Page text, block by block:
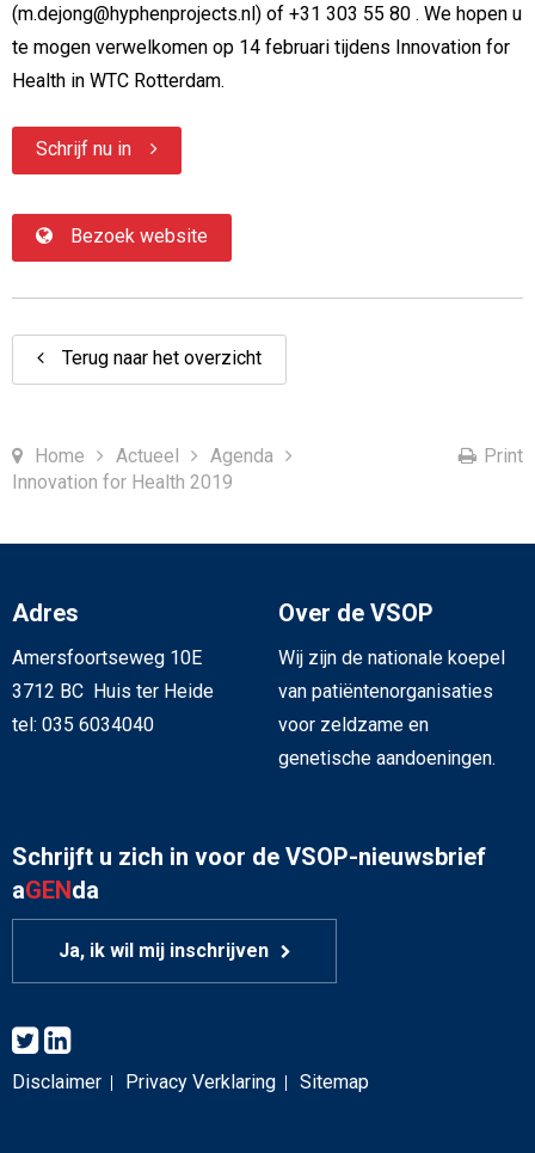
(m.dejong@hyphenprojects.nl) of +31 303 55 80 . We hopen u
te mogen verwelkomen op 14 februari tijdens Innovation for
Health in WTC Rotterdam.
Schrijf nu in
Bezoek website
Terug naar het overzicht
Home Actueel
Agenda
Innovation for Health 2019
Print
Adres
Amersfoortseweg 10E
3712 BC Huis ter Heide
tel: 035 6034040
Over de VSOP
Wij zijn de nationale koepel
van patiëntenorganisaties
voor zeldzame en
genetische aandoeningen.
Schrijft u zich in voor de VSOP-nieuwsbrief
aGENda
Ja, ik wil mij inschrijven
Disclaimer Privacy Verklaring Sitemap